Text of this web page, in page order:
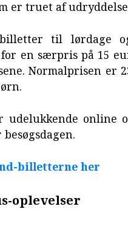
er truet af
til lørdage
en særpris på 15
Normalprisen er
udelukkende online
billetterne her
oplevelser